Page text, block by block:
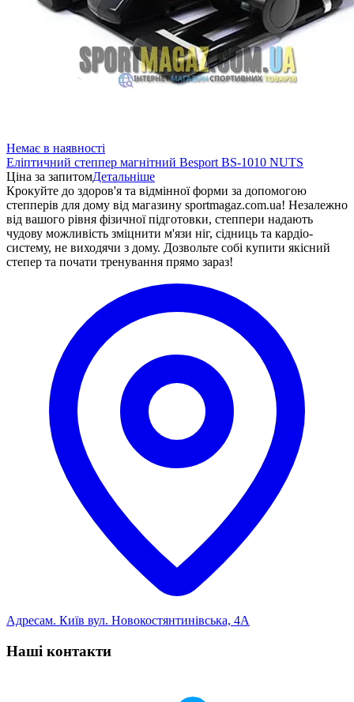
Немає в наявності
Еліптичний степпер магнітний Besport BS-1010 NUTS
Ціна за запитомДетальніше
Крокуйте до здоров'я та відмінної форми за допомогою
степперів для дому від магазину sportmagaz.com.ua! Незалежно
від вашого рівня фізичної підготовки, степпери надають
чудову можливість зміцнити м'язи ніг, сідниць та кардіо-
систему, не виходячи з дому. Дозвольте собі купити якісний
степер та почати тренування прямо зараз!
Адресам. Київ вул. Новокостянтинівська, 4А
Наші контакти